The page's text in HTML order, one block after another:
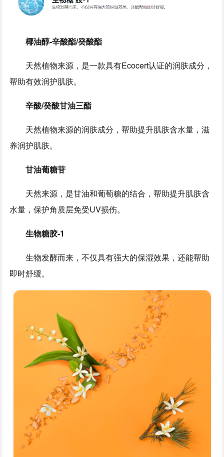
椰油醇-辛酸酯/癸酸酯
天然植物来源，是一款具有Ecocert认证的润肤成分，
帮助有效润护肌肤。
辛酸/癸酸甘油三酯
天然植物来源的润肤成分，帮助提升肌肤含水量，滋
养润护肌肤。
甘油葡糖苷
天然来源，是甘油和葡萄糖的结合，帮助提升肌肤含
水量，保护角质层免受UV损伤。
生物糖胶-1
生物发酵而来，不仅具有强大的保湿效果，还能帮助
即时舒缓。